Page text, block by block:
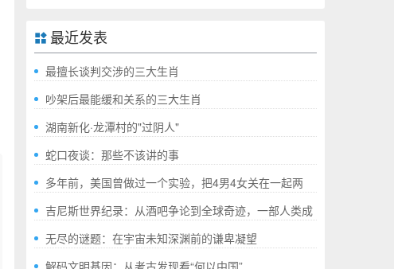
最近发表
最擅长谈判交涉的三大生肖
吵架后最能缓和关系的三大生肖
湖南新化·龙潭村的"过阴人"
蛇口夜谈：那些不该讲的事
多年前，美国曾做过一个实验，把4男4女关在一起两
年，结果如何?
吉尼斯世界纪录：从酒吧争论到全球奇迹，一部人类成
就的“极限”百科全书
无尽的谜题：在宇宙未知深渊前的谦卑凝望
解码文明基因：从考古发现看“何以中国”